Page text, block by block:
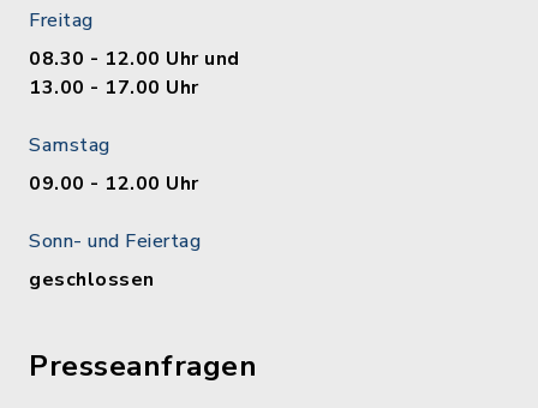
Freitag
08.30 - 12.00 Uhr und
13.00 - 17.00 Uhr
Samstag
09.00 - 12.00 Uhr
Sonn- und Feiertag
geschlossen
Presseanfragen